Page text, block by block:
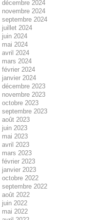
décembre 2024
novembre 2024
septembre 2024
juillet 2024
juin 2024
mai 2024
avril 2024
mars 2024
février 2024
janvier 2024
décembre 2023
novembre 2023
octobre 2023
septembre 2023
août 2023
juin 2023
mai 2023
avril 2023
mars 2023
février 2023
janvier 2023
octobre 2022
septembre 2022
août 2022
juin 2022
mai 2022